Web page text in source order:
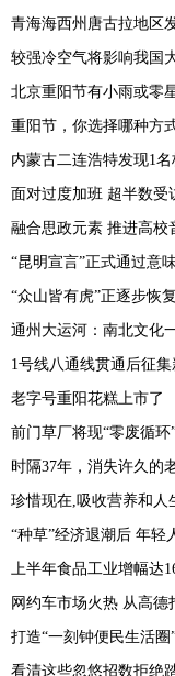
青海海西州唐古拉地区
较强冷空气将影响我国
北京重阳节有小雨或零
重阳节，你选择哪种方
内蒙古二连浩特发现1
面对过度加班 超半数
融合思政元素 推进高校
“昆明宣言”正式通过意
“众山皆有虎”正逐步恢复
通州大运河：南北文化
1号线八通线贯通后征
老字号重阳花糕上市了
前门草厂将现“零废循环
时隔37年，消失许久的
珍惜现在,吸收营养和人
“种草”经济退潮后 年轻
上半年食品工业增幅达
网约车市场火热 从高
打造“一刻钟便民生活
看清这些忽悠招数拒绝